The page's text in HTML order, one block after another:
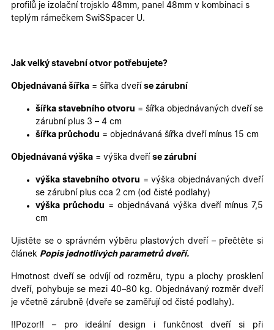
profilů je izolační trojsklo 48mm, panel 48mm v kombinaci s
teplým rámečkem SwiSSpacer U.
Jak velký stavební otvor potřebujete?
Objednávaná šířka = šířka dveří se zárubní
šířka stavebního otvoru = šířka objednávaných dveří se
zárubní plus 3 – 4 cm
šířka průchodu = objednávaná šířka dveří mínus 15 cm
Objednávaná výška = výška dveří se zárubní
výška stavebního otvoru = výška objednávaných dveří
se zárubní plus cca 2 cm (od čisté podlahy)
výška průchodu = objednávaná výška dveří mínus 7,5
cm
Ujistěte se o správném výběru plastových dveří – přečtěte si
článek Popis jednotlivých parametrů dveří.
Hmotnost dveří se odvíjí od rozměru, typu a plochy prosklení
dveří, pohybuje se mezi 40–80 kg. Objednávaný rozměr dveří
je včetně zárubně (dveře se zaměřují od čisté podlahy).
!!Pozor!! – pro ideální design i funkčnost dveří si při
Nezbytně nutné cookies
Analytické cookies
Marketingové cookies
funkce webových stránek, jako je přihlášení
uživatele a správa účtu. Webové stránky nelze bez
Doména
udid
týdny
se
webové
stránce,
zlepšila
X-Inspishop-User-
Variant
oknadverenamiru.cz
1
Tento
specifické
verze
a
Zásadách
ochrany osobních údajů společnosti Google